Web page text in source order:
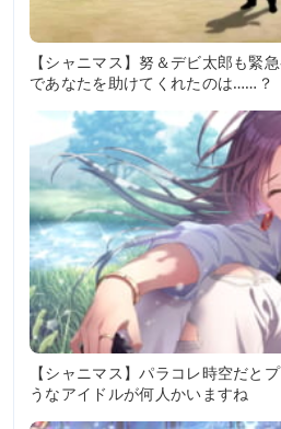
【シャニマス】努＆デビ太郎も緊
であなたを助けてくれたのは……？
【シャニマス】パラコレ時空だと
うなアイドルが何人かいますね